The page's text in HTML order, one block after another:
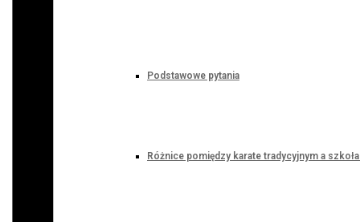
Podstawowe pytania
Różnice pomiędzy karate tradycyjnym a